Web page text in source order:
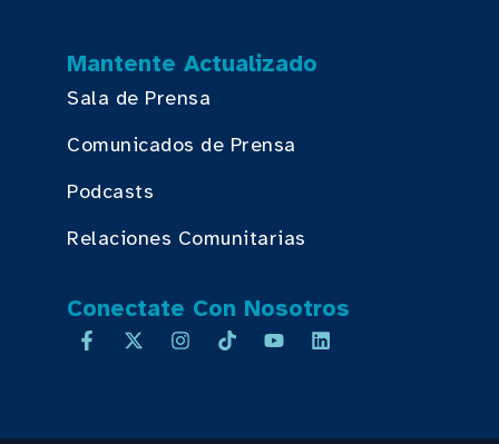
Mantente Actualizado
Sala de Prensa
Comunicados de Prensa
Podcasts
Relaciones Comunitarias
Conectate Con Nosotros